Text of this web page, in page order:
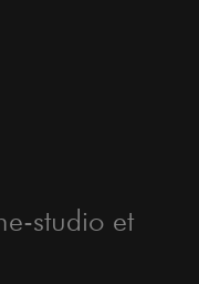
studio et